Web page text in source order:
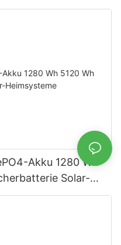
Akku 1280 Wh
Solar-